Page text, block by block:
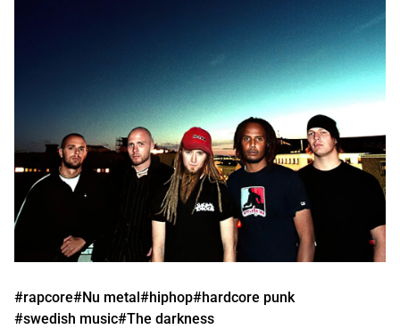
#rapcore#Nu metal #hiphop#hardcore punk
#swedish music#The darkness